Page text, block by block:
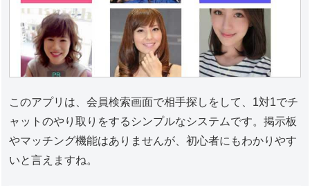
このアプリは、会員検索画面で相手探しをして、1対1でチ
ャットのやり取りをするシンプルなシステムです。掲示板
やマッチング機能はありませんが、初心者にもわかりやす
いと言えますね。